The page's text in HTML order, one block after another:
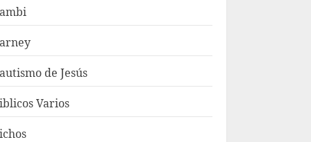
de Jesús
Varios